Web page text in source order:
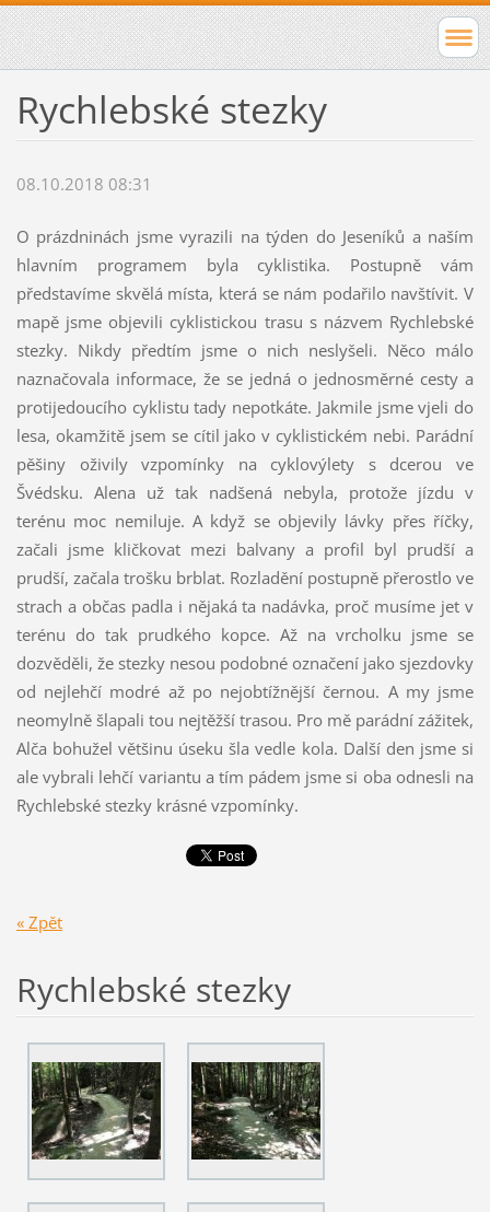
Rychlebské stezky
08.10.2018 08:31
O prázdninách jsme vyrazili na týden do Jeseníků a naším
hlavním programem byla cyklistika. Postupně vám
představíme skvělá místa, která se nám podařilo navštívit. V
mapě jsme objevili cyklistickou trasu s názvem Rychlebské
stezky. Nikdy předtím jsme o nich neslyšeli. Něco málo
naznačovala informace, že se jedná o jednosměrné cesty a
protijedoucího cyklistu tady nepotkáte. Jakmile jsme vjeli do
lesa, okamžitě jsem se cítil jako v cyklistickém nebi. Parádní
pěšiny oživily vzpomínky na cyklovýlety s dcerou ve
Švédsku. Alena už tak nadšená nebyla, protože jízdu v
terénu moc nemiluje. A když se objevily lávky přes říčky,
začali jsme kličkovat mezi balvany a profil byl prudší a
prudší, začala trošku brblat. Rozladění postupně přerostlo ve
strach a občas padla i nějaká ta nadávka, proč musíme jet v
terénu do tak prudkého kopce. Až na vrcholku jsme se
dozvěděli, že stezky nesou podobné označení jako sjezdovky
od nejlehčí modré až po nejobtížnější černou. A my jsme
neomylně šlapali tou nejtěžší trasou. Pro mě parádní zážitek,
Alča bohužel většinu úseku šla vedle kola. Další den jsme si
ale vybrali lehčí variantu a tím pádem jsme si oba odnesli na
Rychlebské stezky krásné vzpomínky.
« Zpět
Rychlebské stezky